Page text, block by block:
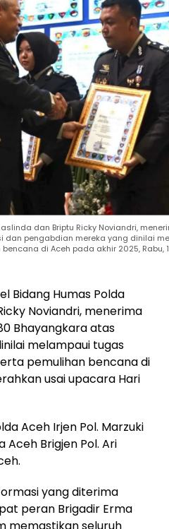
dan Briptu Ricky Noviandri,
pengabdian mereka yang dinilai
di Aceh pada akhir 2025, Rabu,
Bidang Humas Polda
Noviandri, menerima
Bhayangkara atas
melampaui tugas
pemulihan bencana di
usai upacara Hari
Aceh Irjen Pol. Marzuki
Aceh Brigjen Pol. Ari
yang diterima
peran Brigadir Erma